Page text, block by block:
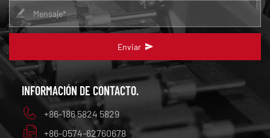
Enviar
INFORMACIÓN DE CONTACTO.
+86-186 5824 5829
+86-0574-62760678